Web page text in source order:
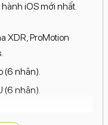
iOS mới nhất.
XDR, ProMotion
(6 nhân).
(6 nhân).